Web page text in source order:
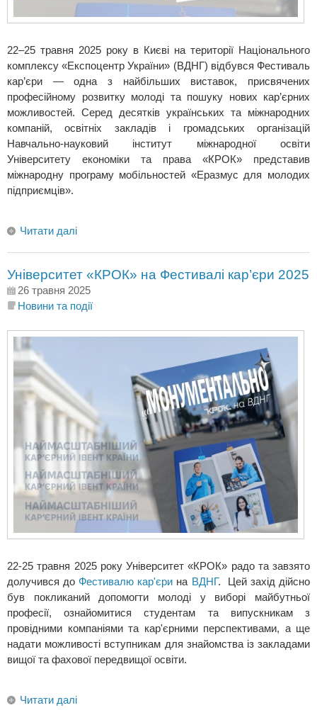
22–25 травня 2025 року в Києві на території Національного
комплексу «Експоцентр України» (ВДНГ) відбувся Фестиваль
кар’єри — одна з найбільших виставок, присвячених
професійному розвитку молоді та пошуку нових кар’єрних
можливостей. Серед десятків українських та міжнародних
компаній, освітніх закладів і громадських організацій
Навчально-науковий інститут міжнародної освіти
Університету економіки та права «КРОК» представив
міжнародну програму мобільностей «Еразмус для молодих
підприємців».
Читати далі
Університет «КРОК» на Фестивалі кар’єри 2025
26 травня 2025
Новини та події
22-25 травня 2025 року Університет «КРОК» радо та завзято
долучився доФестивалю кар'єри на ВДНГ. Цей захід дійсно
був покликаний допомогти молоді у виборі майбутньої
професії, ознайомитися студентам та випускникам з
провідними компаніями та кар'єрними перспективами, а ще
надати можливості вступникам для знайомства із закладами
вищої та фахової передвищої освіти.
Читати далі